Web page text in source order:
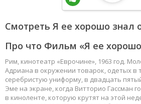
Смотреть Я ее хорошо знал
Про что Фильм «Я ее
Рим, кинотеатр «Еврочине», 1963 год.
Адриана в окружении товарок, одетых в
серебристую униформу, в двадцать
Эме на экране, когда Витторио Гассман
в киноленте, которую крутят на этой